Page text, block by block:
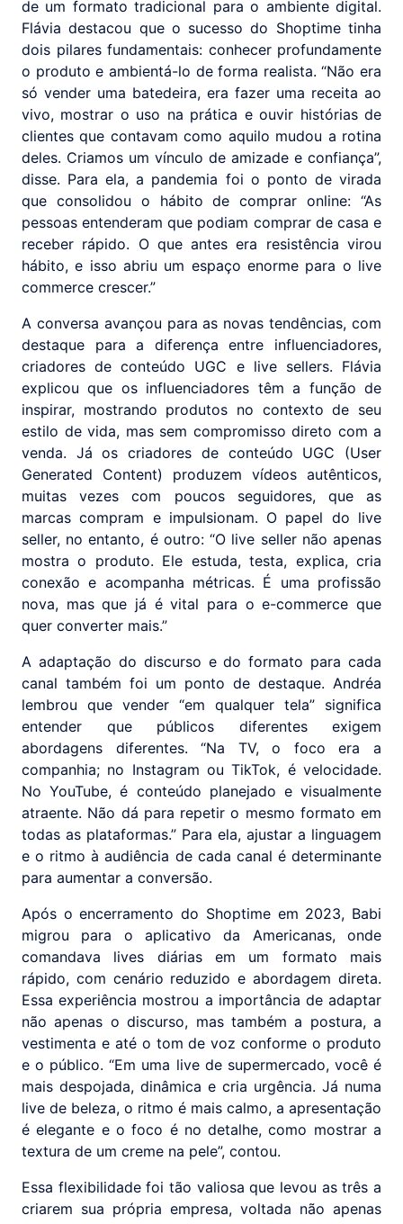
de um formato tradicional para o ambiente digital.
Flávia destacou que o sucesso do Shoptime tinha
dois pilares fundamentais: conhecer profundamente
o produto e ambientá-lo de forma realista. “Não era
só vender uma batedeira, era fazer uma receita ao
vivo, mostrar o uso na prática e ouvir histórias de
clientes que contavam como aquilo mudou a rotina
deles. Criamos um vínculo de amizade e confiança”,
disse. Para ela, a pandemia foi o ponto de virada
que consolidou o hábito de comprar online: “As
pessoas entenderam que podiam comprar de casa e
receber rápido. O que antes era resistência virou
hábito, e isso abriu um espaço enorme para o live
commerce crescer.”
A conversa avançou para as novas tendências, com
destaque para a diferença entre influenciadores,
criadores de conteúdo UGC e live sellers. Flávia
explicou que os influenciadores têm a função de
inspirar, mostrando produtos no contexto de seu
estilo de vida, mas sem compromisso direto com a
venda. Já os criadores de conteúdo UGC (User
Generated Content) produzem vídeos autênticos,
muitas vezes com poucos seguidores, que as
marcas compram e impulsionam. O papel do live
seller, no entanto, é outro: “O live seller não apenas
mostra o produto. Ele estuda, testa, explica, cria
conexão e acompanha métricas. É uma profissão
nova, mas que já é vital para o e-commerce que
quer converter mais.”
A adaptação do discurso e do formato para cada
canal também foi um ponto de destaque. Andréa
lembrou que vender “em qualquer tela” significa
entender que públicos diferentes exigem
abordagens diferentes. “Na TV, o foco era a
companhia; no Instagram ou TikTok, é velocidade.
No YouTube, é conteúdo planejado e visualmente
atraente. Não dá para repetir o mesmo formato em
todas as plataformas.” Para ela, ajustar a linguagem
e o ritmo à audiência de cada canal é determinante
para aumentar a conversão.
Após o encerramento do Shoptime em 2023, Babi
migrou para o aplicativo da Americanas, onde
comandava lives diárias em um formato mais
rápido, com cenário reduzido e abordagem direta.
Essa experiência mostrou a importância de adaptar
não apenas o discurso, mas também a postura, a
vestimenta e até o tom de voz conforme o produto
e o público. “Em uma live de supermercado, você é
mais despojada, dinâmica e cria urgência. Já numa
live de beleza, o ritmo é mais calmo, a apresentação
é elegante e o foco é no detalhe, como mostrar a
textura de um creme na pele”, contou.
Essa flexibilidade foi tão valiosa que levou as três a
criarem sua própria empresa, voltada não apenas